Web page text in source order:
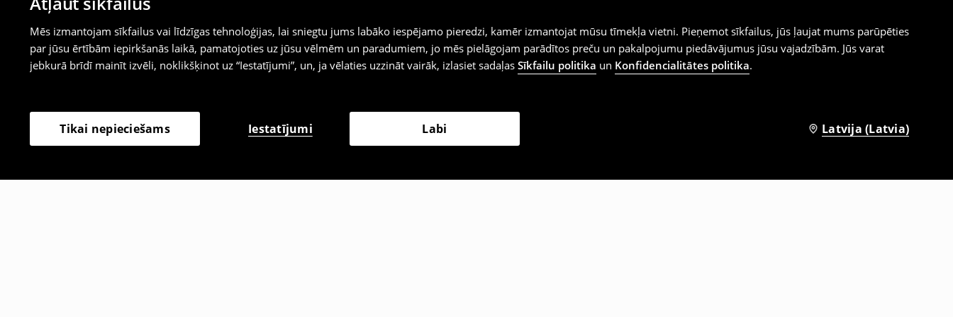
Mēs izmantojam sīkfailus vai līdzīgas tehnoloģijas, lai sniegtu jums labāko iespējamo pieredzi, kamēr izmantojat mūsu tīmekļa vietni. Pieņemot sīkfailus, jūs ļaujat mums parūpēties
par jūsu ērtībām iepirkšanās laikā, pamatojoties uz jūsu vēlmēm un paradumiem, jo mēs pielāgojam parādītos preču un pakalpojumu piedāvājumus jūsu vajadzībām. Jūs varat
jebkurā brīdī mainīt izvēli, noklikšķinot uz “Iestatījumi”, un, ja vēlaties uzzināt vairāk, izlasiet sadaļas Sīkfailu politika un Konfidencialitātes politika.
Tikai nepieciešams Iestatījumi Labi Latvija (Latvia)